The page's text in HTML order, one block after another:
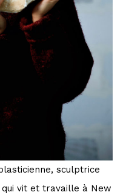
sculptrice
qui vit et travaille à New